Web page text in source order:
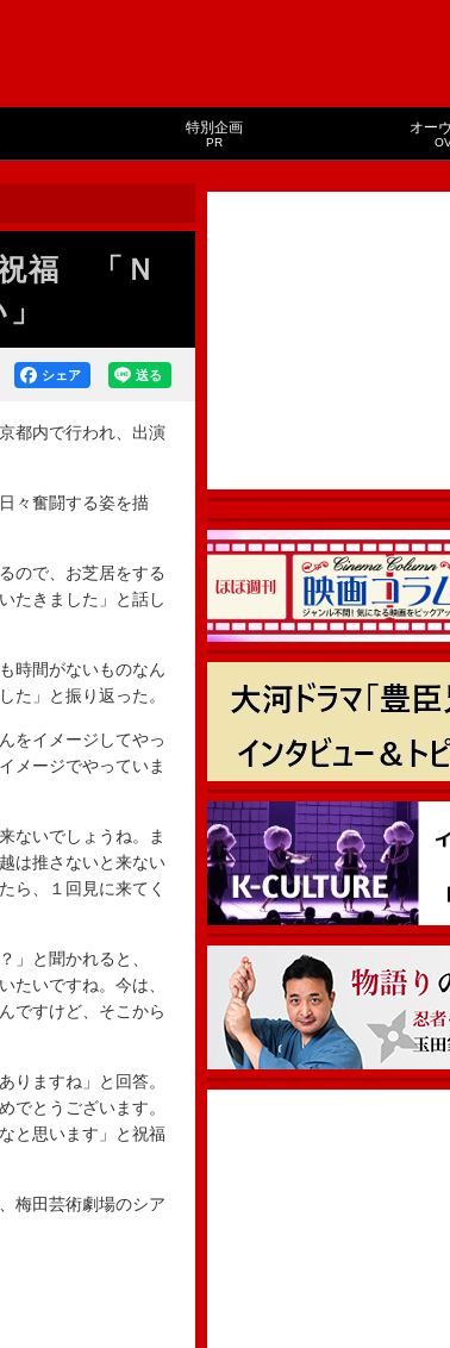
特別企画
PR
オー
祝福 「Ｎ
送る
シェア
都内で行われ、出演
々奮闘する姿を描
ので、お芝居をする
たきました」と話し
時間がないものなん
た」と振り返った。
をイメージしてやっ
メージでやっていま
ないでしょうね。ま
は推さないと来ない
ら、１回見に来てく
」と聞かれると、
たいですね。今は、
ですけど、そこから
りますね」と回答。
でとうございます。
と思います」と祝福
梅田芸術劇場のシア